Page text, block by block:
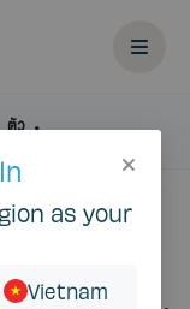
ตัว
as your
Vietnam